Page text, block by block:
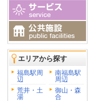
エリアから探す
福島駅周
辺
南福島駅
周辺
荒井・土
湯
御山・森
合